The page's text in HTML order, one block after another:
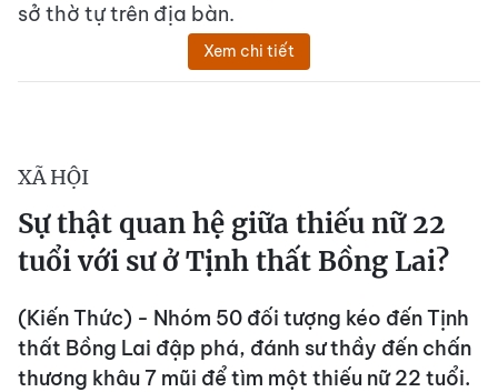
sở thờ tự trên địa bàn.
Xem chi tiết
XÃ HỘI
Sự thật quan hệ giữa thiếu nữ 22
tuổi với sư ở Tịnh thất Bồng Lai?
(Kiến Thức) - Nhóm 50 đối tượng kéo đến Tịnh
thất Bồng Lai đập phá, đánh sư thầy đến chấn
thương khâu 7 mũi để tìm một thiếu nữ 22 tuổi.